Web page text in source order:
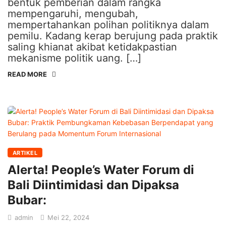
bentuk pemberian dalam rangka
mempengaruhi, mengubah,
mempertahankan polihan politiknya dalam
pemilu. Kadang kerap berujung pada praktik
saling khianat akibat ketidakpastian
mekanisme politik uang. […]
READ MORE
ARTIKEL
Alerta! People’s Water Forum di
Bali Diintimidasi dan Dipaksa
Bubar:
admin Mei 22, 2024